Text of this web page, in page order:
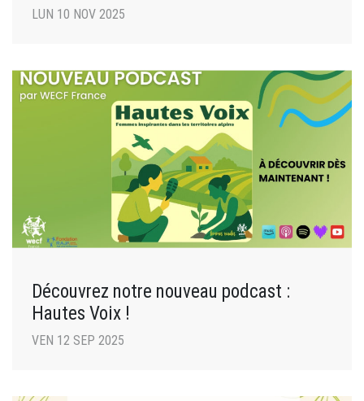
LUN 10 NOV 2025
Découvrez notre nouveau podcast :
Hautes Voix !
VEN 12 SEP 2025